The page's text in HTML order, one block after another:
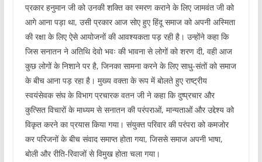
प्रकार हनुमान जी को उनकी शक्ति का स्मरण कराने के लिए जामवंत जी को
आगे आना पड़ा था, उसी प्रकार आज सोए हुए हिंदू समाज को अपनी अस्मिता
की रक्षा के लिए ऐसे आयोजनों की आवश्यकता पड़ रही है। उन्होंने कहा कि
जिस सनातन ने अतिथि देवो भवः की भावना से लोगों को शरण दी, वही आज
कुछ लोगों के निशाने पर है, जिनका सामना करने के लिए साधु-संतों को समाज
के बीच आना पड़ रहा है। मुख्य वक्ता के रूप में बोलते हुए राष्ट्रीय
स्वयंसेवक संघ के विभाग प्रचारक वतन जी ने कहा कि दुष्प्रचार और
कुत्सित विचारों के माध्यम से सनातन की परंपराओं, मान्यताओं और उद्देश्य को
विकृत करने का प्रयास किया गया। संयुक्त परिवार की परंपरा को कमजोर
कर परिजनों के बीच संवाद समाप्त होता गया, जिससे समाज अपनी भाषा,
बोली और रीति-रिवाजों से विमुख होता चला गया।